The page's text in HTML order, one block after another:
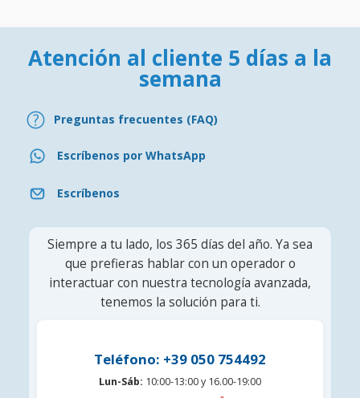
Atención al cliente 5 días a la
semana
Preguntas frecuentes (FAQ)
Escríbenos por WhatsApp
Escríbenos
Siempre a tu lado, los 365 días del año. Ya sea
que prefieras hablar con un operador o
interactuar con nuestra tecnología avanzada,
tenemos la solución para ti.
Teléfono: +39 050 754492
Lun-Sáb: 10:00-13:00 y 16.00-19:00